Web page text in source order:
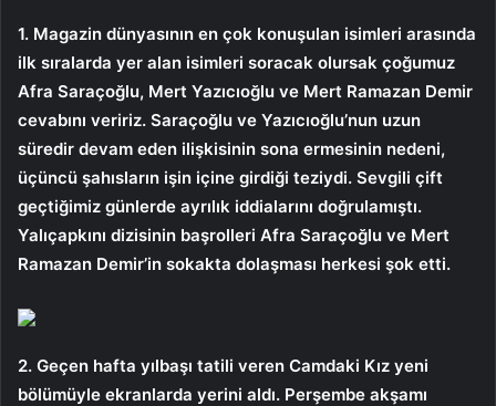
1. Magazin dünyasının en çok konuşulan isimleri arasında
ilk sıralarda yer alan isimleri soracak olursak çoğumuz
Afra Saraçoğlu, Mert Yazıcıoğlu ve Mert Ramazan Demir
cevabını veririz. Saraçoğlu ve Yazıcıoğlu’nun uzun
süredir devam eden ilişkisinin sona ermesinin nedeni,
üçüncü şahısların işin içine girdiği teziydi. Sevgili çift
geçtiğimiz günlerde ayrılık iddialarını doğrulamıştı.
Yalıçapkını dizisinin başrolleri Afra Saraçoğlu ve Mert
Ramazan Demir’in sokakta dolaşması herkesi şok etti.
2. Geçen hafta yılbaşı tatili veren Camdaki Kız yeni
bölümüyle ekranlarda yerini aldı. Perşembe akşamı